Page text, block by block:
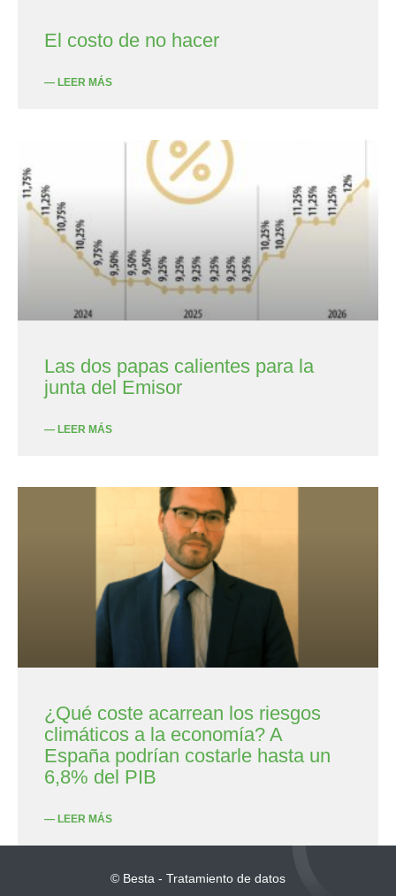
El costo de no hacer
— LEER MÁS
Las dos papas calientes para la
junta del Emisor
— LEER MÁS
¿Qué coste acarrean los riesgos
climáticos a la economía? A
España podrían costarle hasta un
6,8% del PIB
— LEER MÁS
© Besta - Tratamiento de datos